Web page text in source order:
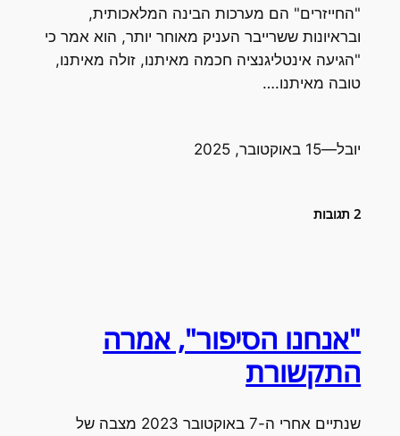
"החייזרים" הם מערכות הבינה המלאכותית,
ובראיונות ששרייבר העניק מאוחר יותר, הוא אמר כי
"הגיעה אינטליגנציה חכמה מאיתנו, זולה מאיתנו,
טובה מאיתנו.…
יובל—15 באוקטובר, 2025
2 תגובות
"אנחנו הסיפור", אמרה
התקשורת
שנתיים אחרי ה-7 באוקטובר 2023 מצבה של